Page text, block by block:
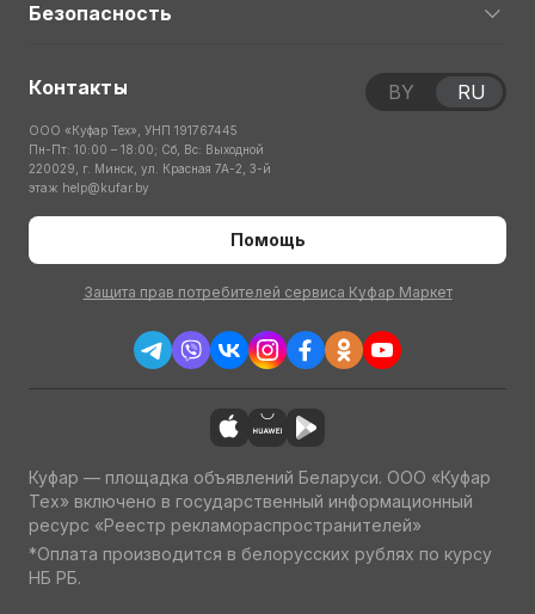
Безопасность
Контакты
ООО «Куфар Тех», УНП 191767445
Пн-Пт: 10:00 – 18:00; Сб, Вс: Выходной
220029, г. Минск, ул. Красная 7А-2, 3-й
этаж help@kufar.by
Помощь
Защита прав потребителей сервиса Куфар Маркет
BY RU
Куфар — площадка объявлений Беларуси. ООО «Куфар
Тех» включено в государственный информационный
ресурс «Реестр рекламораспространителей»
*Оплата производится в белорусских рублях по курсу
НБ РБ.